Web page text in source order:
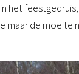
het
maar de moeite